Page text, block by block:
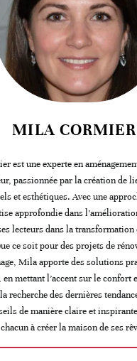
MILA CORMIER
est une experte en
passionnée par la création de
et esthétiques. Avec une
approfondie dans
lecteurs dans la transformation
ce soit pour des projets de
Mila apporte des solutions
en mettant l’accent sur le confort
recherche des dernières
de manière claire et
chacun à créer la maison de ses